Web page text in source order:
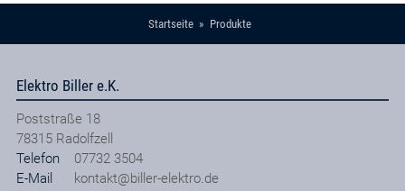
Startseite Produkte
Elektro Biller e.K.
Poststraße 18
78315 Radolfzell
Telefon
07732 3504
E-Mail
kontakt@biller-elektro.de